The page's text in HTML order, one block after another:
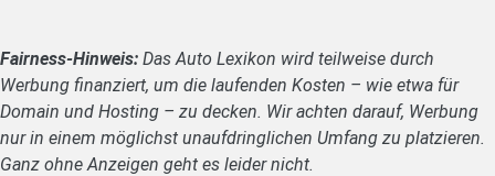
Fairness-Hinweis: Das Auto Lexikon wird teilweise durch
Werbung finanziert, um die laufenden Kosten – wie etwa für
Domain und Hosting – zu decken. Wir achten darauf, Werbung
nur in einem möglichst unaufdringlichen Umfang zu platzieren.
Ganz ohne Anzeigen geht es leider nicht.